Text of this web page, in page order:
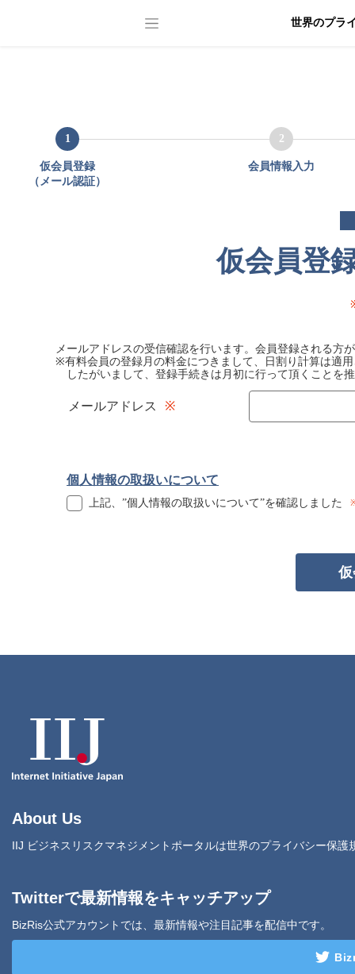
世界のプラ
1
仮会員登録
（メール認証）
2
会員情報入力
仮会員登
メールアドレスの受信確認を行います。会員登録される方
※有料会員の登録月の料金につきまして、日割り計算は適
したがいまして、登録手続きは月初に行って頂くことを
メールアドレス
個人情報の取扱いについて
上記、”個人情報の取扱いについて”を確認しました
About Us
IIJ ビジネスリスクマネジメントポータルは世界のプライバシー保
Twitterで最新情報をキャッチアップ
BizRis公式アカウントでは、最新情報や注目記事を配信中です。